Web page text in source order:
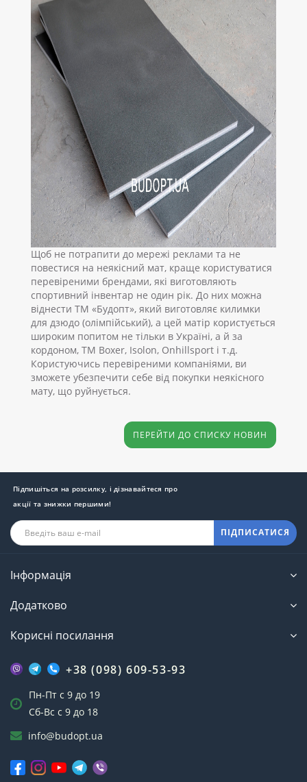
Щоб не потрапити до мережі реклами та не
повестися на неякісний мат, краще користуватися
перевіреними брендами, які виготовляють
спортивний інвентар не один рік. До них можна
віднести ТМ «Будопт», який виготовляє килимки
для дзюдо (олімпійський), а цей матір користується
широким попитом не тільки в Україні, а й за
кордоном, ТМ Boxer, Isolon, Onhillsport і т.д.
Користуючись перевіреними компаніями, ви
зможете убезпечити себе від покупки неякісного
мату, що руйнується.
ПЕРЕЙТИ ДО СПИСКУ НОВИН
Підпишіться на розсилку, і дізнавайтеся про
акції та знижки першими!
ПІДПИСАТИСЯ
Інформація
Додатково
Корисні посилання
+38 (098) 609-53-93
Пн-Пт с 9 до 19
Сб-Вс с 9 до 18
info@budopt.ua